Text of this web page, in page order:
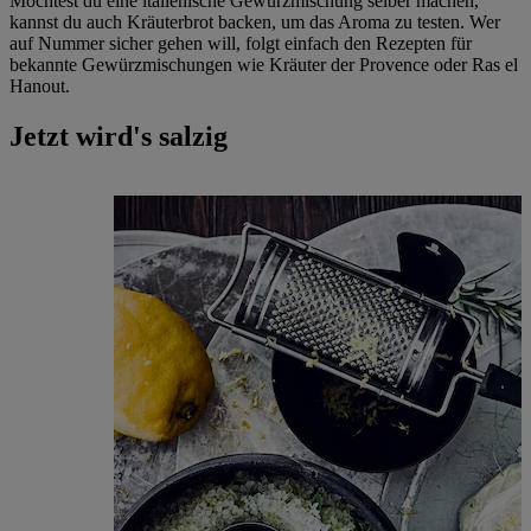
kannst du auch Kräuterbrot backen, um das Aroma zu testen. Wer
auf Nummer sicher gehen will, folgt einfach den Rezepten für
bekannte Gewürzmischungen wie Kräuter der Provence oder Ras el
Hanout.
Jetzt wird's salzig